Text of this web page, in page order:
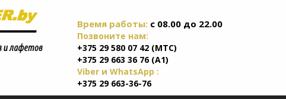
Время работы: c 08.00 до 22.00
Позвоните нам:
+375 29 580 07 42 (МТС)
+375 29 663 36 76 (А1)
Viber и WhatsApp :
+375 29 663-36-76